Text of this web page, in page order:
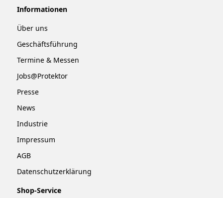
Informationen
Über uns
Geschäftsführung
Termine & Messen
Jobs@Protektor
Presse
News
Industrie
Impressum
AGB
Datenschutzerklärung
Shop-Service